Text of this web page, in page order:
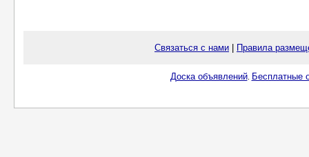
Связаться с нами Правила
Доска объявлений. Бесплатные